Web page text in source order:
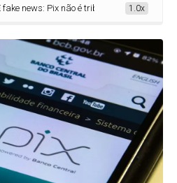
Pix não é tributado, independentemente
1.0x